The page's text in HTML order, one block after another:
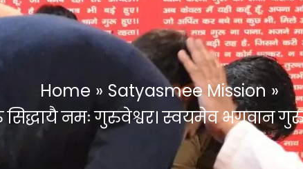
Home
Satyasmee Mission
नमः गुरुवेश्वर। स्वयमेव भगवान